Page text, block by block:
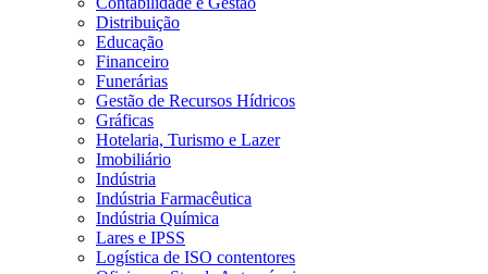
Distribuição
Educação
Financeiro
Funerárias
Gestão de Recursos Hídricos
Gráficas
Hotelaria, Turismo e Lazer
Imobiliário
Indústria
Indústria Farmacêutica
Indústria Química
Lares e IPSS
Logística de ISO contentores